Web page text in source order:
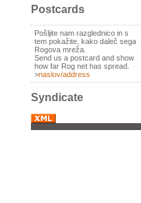
Postcards
Pošljite nam razglednico in s
tem pokažite, kako daleč sega
Rogova mreža.
Send us a postcard and show
how far Rog net has spread.
>naslov/address
Syndicate